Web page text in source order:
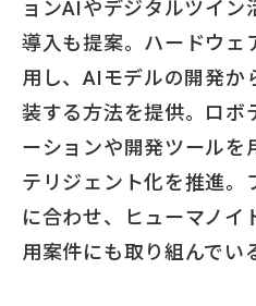
ョンAIやデジタルツイン
導入も提案。ハードウェ
用し、AIモデルの開発か
装する方法を提供。ロボ
ーションや開発ツールを
テリジェント化を推進。
に合わせ、ヒューマノイ
用案件にも取り組んでい